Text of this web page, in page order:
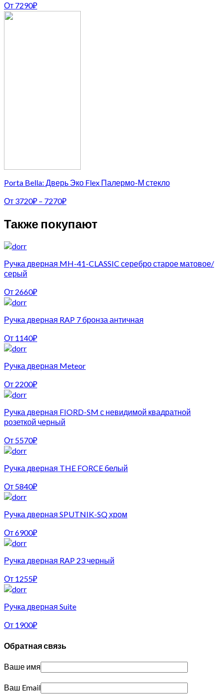
От 7290₽
Porta Bella: Дверь Эко Flex Палермо-М стекло
От 3720₽ – 7270₽
Также покупают
Ручка дверная MH-41-CLASSIC серебро старое матовое/
серый
От 2660₽
Ручка дверная RAP 7 бронза античная
От 1140₽
Ручка дверная Meteor
От 2200₽
Ручка дверная FIORD-SM с невидимой квадратной
розеткой черный
От 5570₽
Ручка дверная THE FORCE белый
От 5840₽
Ручка дверная SPUTNIK-SQ хром
От6900₽
Ручка дверная RAP 23 черный
От 1255₽
Ручка дверная Suite
От 1900₽
Обратная связь
Ваше имя
Ваш Email